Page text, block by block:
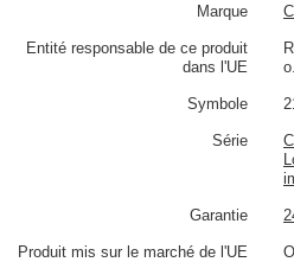
Marque
Entité responsable de ce produit
dans l'UE
Symbole
Série
Garantie
Produit mis sur le marché de l'UE